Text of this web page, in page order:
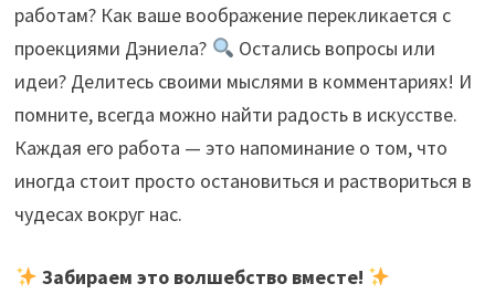
работам? Как ваше воображение перекликается с
проекциями Дэниела?
Остались вопросы или
идеи? Делитесь своими мыслями в комментариях! И
помните, всегда можно найти радость в искусстве.
Каждая его работа — это напоминание о том, что
иногда стоит просто остановиться и раствориться в
чудесах вокруг нас.
Забираем это волшебство вместе!